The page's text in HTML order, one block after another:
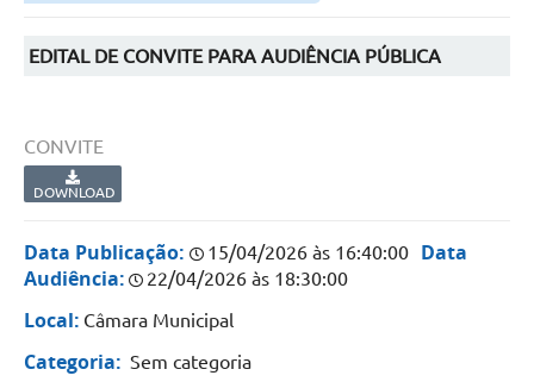
EDITAL DE CONVITE PARA AUDIÊNCIA PÚBLICA
CONVITE
DOWNLOAD
Data Publicação: 15/04/2026 às 16:40:00
Data
Audiência:
22/04/2026 às 18:30:00
Local: Câmara Municipal
Categoria: Sem categoria